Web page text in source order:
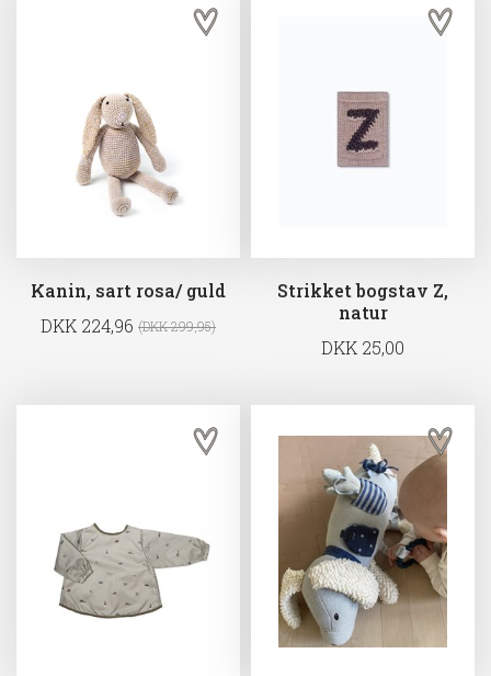
Kanin, sart rosa/ guld
DKK 224,96 (DKK 299,95)
Strikket bogstav Z,
natur
DKK 25,00